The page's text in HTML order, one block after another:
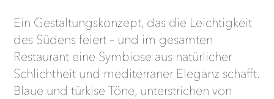
Ein Gestaltungskonzept, das die Leichtigkeit
des Südens feiert – und im gesamten
Restaurant eine Symbiose aus natürlicher
Schlichtheit und mediterraner Eleganz schafft.
Blaue und türkise Töne, unterstrichen von